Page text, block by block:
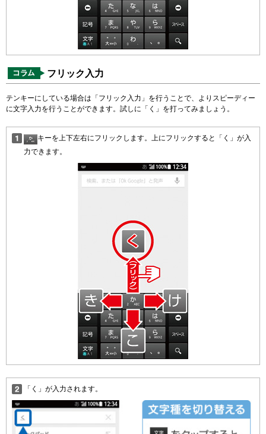
フリック入力
テンキーにしている場合は「フリック入力」を行うことで、よりスピーディー
に文字入力を行うことができます。試しに「く」を打ってみましょう。
キーを上下左右にフリックします。上にフリックすると「く」が入
力できます。
「く」が入力されます。